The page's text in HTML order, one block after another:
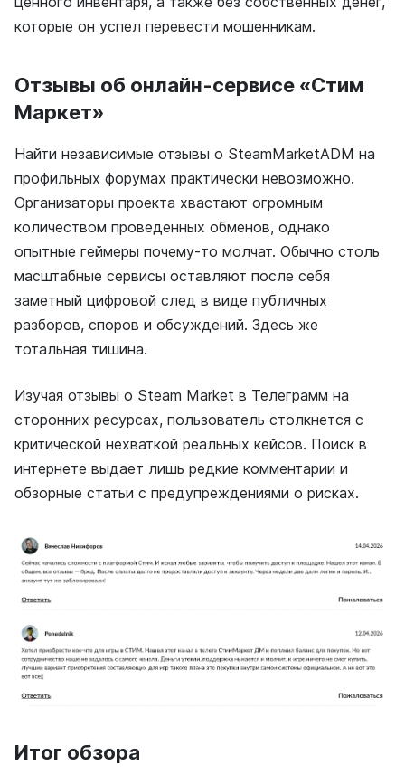
которые он успел перевести мошенникам.
Отзывы об онлайн-сервисе «Стим
Маркет»
Найти независимые отзывы о SteamMarketADM на
профильных форумах практически невозможно.
Организаторы проекта хвастают огромным
количеством проведенных обменов, однако
опытные геймеры почему-то молчат. Обычно столь
масштабные сервисы оставляют после себя
заметный цифровой след в виде публичных
разборов, споров и обсуждений. Здесь же
тотальная тишина.
Изучая отзывы о Steam Market в Телеграмм на
сторонних ресурсах, пользователь столкнется с
критической нехваткой реальных кейсов. Поиск в
интернете выдает лишь редкие комментарии и
обзорные статьи с предупреждениями о рисках.
Итог обзора